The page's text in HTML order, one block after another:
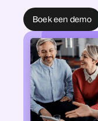
Boek een demo